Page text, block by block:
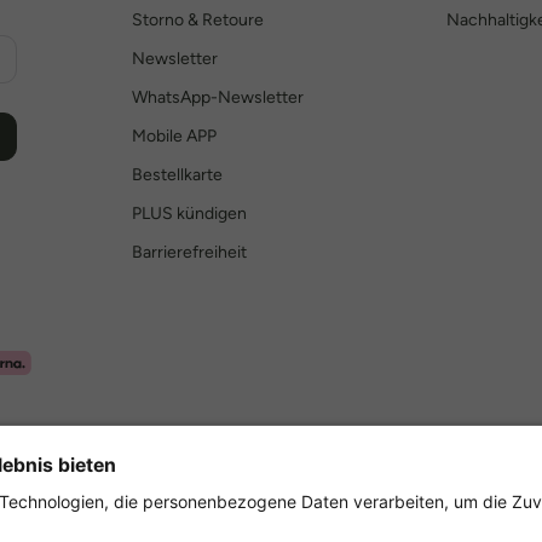
Storno & Retoure
Newsletter
WhatsApp-Newsletter
Mobile APP
Bestellkarte
PLUS kündigen
Barrierefreiheit
Sicher einkaufen mit